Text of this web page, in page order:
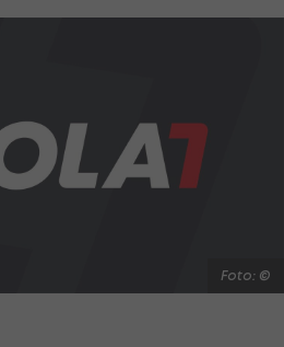
Foto: ©